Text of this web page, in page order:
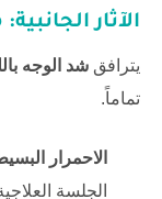
الآثار
يترافق شد الوجه
تماماً.
الاحمرار
الجلسة